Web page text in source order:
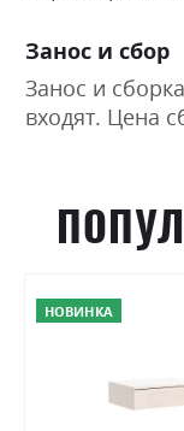
Занос и сбор
Занос и
входят. Цена
НОВИНКА